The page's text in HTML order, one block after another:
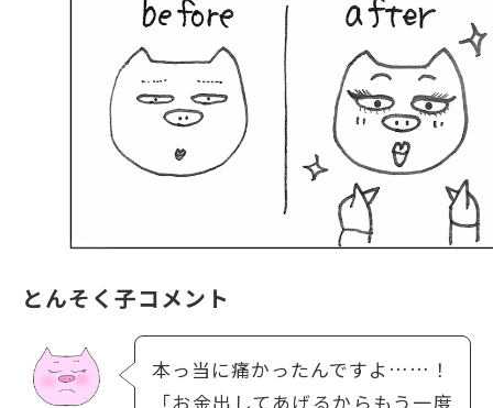
とんそく子コメント
本っ当に痛かったんですよ……！
「お金出してあげるからもう一度